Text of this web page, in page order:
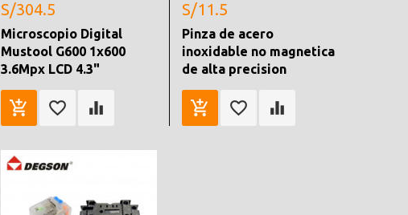
S/304.5
Microscopio Digital
Mustool G600 1x600
3.6Mpx LCD 4.3"
S/11.5
Pinza de acero
inoxidable no magnetica
de alta precision